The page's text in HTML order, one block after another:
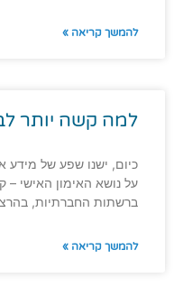
להמשך קריאה »
למה קשה יותר
כיום, ישנו שפע של מידע
על נושא האימון האישי –
ברשתות החברתיות,
להמשך קריאה »